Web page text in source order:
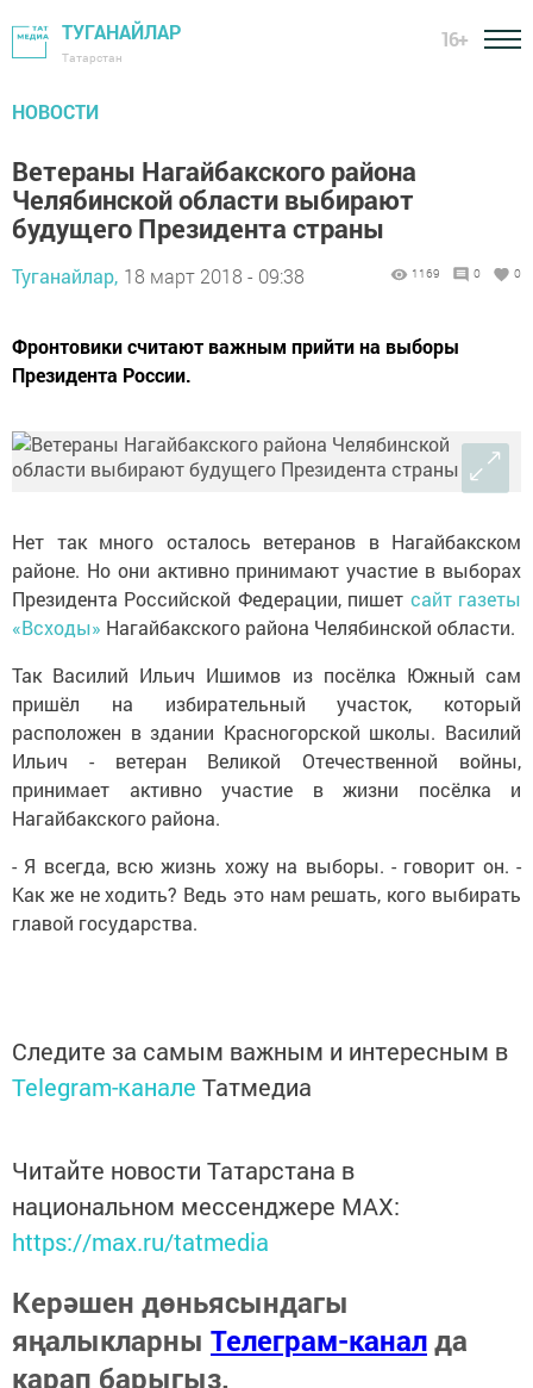
ТУГАНАЙЛАР
Татарстан
16+
НОВОСТИ
Ветераны Нагайбакского района
Челябинской области выбирают
будущего Президента страны
Туганайлар, 18 март 2018 - 09:38 1169 0 0
Фронтовики считают важным прийти на выборы
Президента России.
Нет так много осталось ветеранов в Нагайбакском
районе. Но они активно принимают участие в выборах
Президента Российской Федерации, пишет сайт газеты
«Всходы» Нагайбакского района Челябинской области.
Так Василий Ильич Ишимов из посёлка Южный сам
пришёл на избирательный участок, который
расположен в здании Красногорской школы. Василий
Ильич - ветеран Великой Отечественной войны,
принимает активно участие в жизни посёлка и
Нагайбакского района.
- Я всегда, всю жизнь хожу на выборы. - говорит он. -
Как же не ходить? Ведь это нам решать, кого выбирать
главой государства.
Следите за самым важным и интересным в
Telegram-канале Татмедиа
Читайте новости Татарстана в
национальном мессенджере MАХ:
https://max.ru/tatmedia
Керәшен дөньясындагы
яңалыкларны Телеграм-каналда
карап барыгыз.